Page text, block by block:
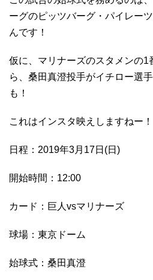
ーグのピッツバーグ・パイレー
んです！
仮に、マリナーズのスタメンの1
ら、桑田真澄投手がイチロー選
も！
これはインスタ映えしますねー！
日程：2019年3月17日(日)
開始時間：12:00
カード：巨人vsマリナーズ
球場：東京ドーム
始球式：桑田真澄